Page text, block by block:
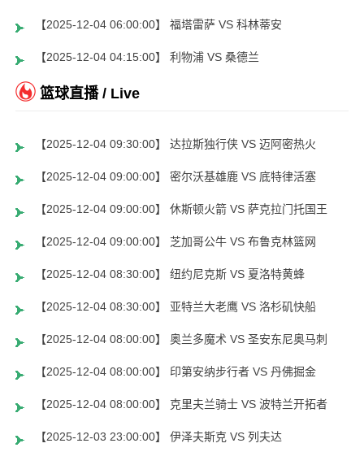
【2025-12-04 06:00:00】 福塔雷萨 VS 科林蒂安
【2025-12-04 04:15:00】 利物浦 VS 桑德兰
篮球直播 / Live
【2025-12-04 09:30:00】 达拉斯独行侠 VS 迈阿密热火
【2025-12-04 09:00:00】 密尔沃基雄鹿 VS 底特律活塞
【2025-12-04 09:00:00】 休斯顿火箭 VS 萨克拉门托国王
【2025-12-04 09:00:00】 芝加哥公牛 VS 布鲁克林篮网
【2025-12-04 08:30:00】 纽约尼克斯 VS 夏洛特黄蜂
【2025-12-04 08:30:00】 亚特兰大老鹰 VS 洛杉矶快船
【2025-12-04 08:00:00】 奥兰多魔术 VS 圣安东尼奥马刺
【2025-12-04 08:00:00】 印第安纳步行者 VS 丹佛掘金
【2025-12-04 08:00:00】 克里夫兰骑士 VS 波特兰开拓者
【2025-12-03 23:00:00】 伊泽夫斯克 VS 列夫达